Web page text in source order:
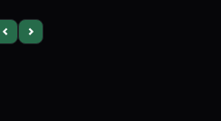
Previous slide
Next slide